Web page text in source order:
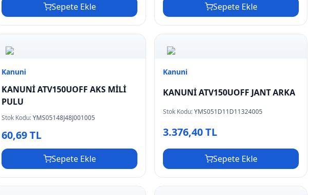
Sepete Ekle Sepete Ekle
Kanuni
KANUNİ ATV150UOFF AKS MİLİ
PULU
Stok Kodu:YMS05148J48J001005
60,69 TL
Sepete Ekle
Kanuni
KANUNİ ATV150UOFF JANT ARKA
Stok Kodu:YMS051D11D11324005
3.376,40 TL
Sepete Ekle